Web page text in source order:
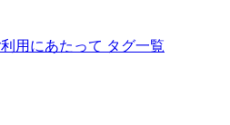
用にあたって タグ一覧